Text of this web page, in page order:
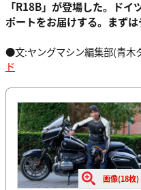
「R18B」が登場した。ド
ポートをお届けする。まずは
●文:ヤングマシン編集部(青木
ド
画像(18枚)